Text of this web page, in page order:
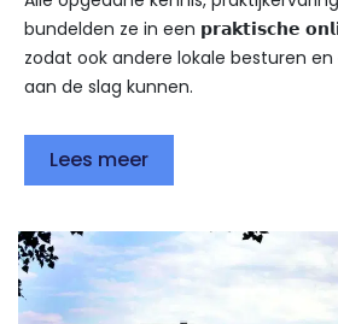
bundelden ze in een 𝗽𝗿𝗮𝗸𝘁𝗶𝘀𝗰𝗵𝗲
zodat ook andere lokale besturen
aan de slag kunnen.
Lees meer